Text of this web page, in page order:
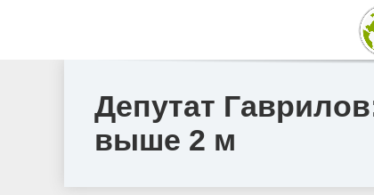
Депутат
выше 2 м